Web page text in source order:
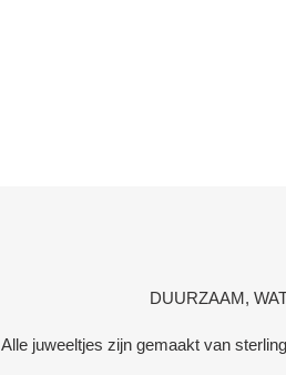
DUURZAAM,
Alle juweeltjes zijn gemaakt van